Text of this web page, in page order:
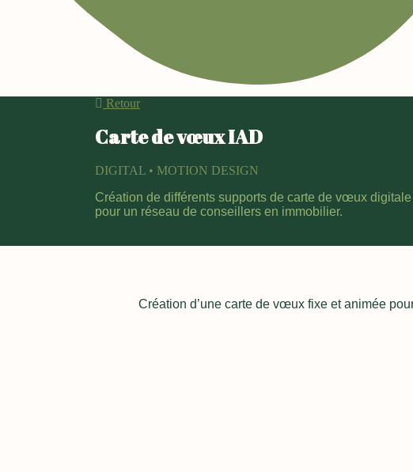
Retour
Carte de vœux IAD
DIGITAL • MOTION DESIGN
Création de différents supports de carte de vœux digitale
pour un réseau de conseillers en immobilier.
Création d’une carte de vœux fixe et animée